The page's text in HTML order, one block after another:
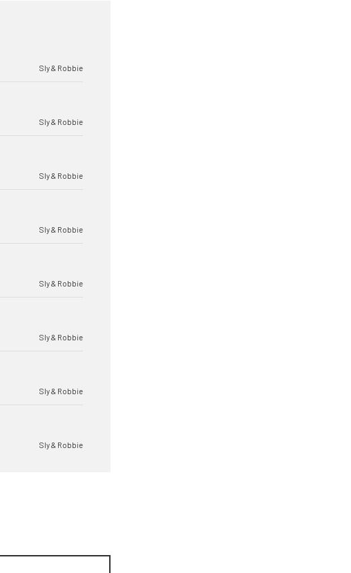
Sly & Robbie
Sly & Robbie
Sly & Robbie
Sly & Robbie
Sly & Robbie
Sly & Robbie
Sly & Robbie
Sly & Robbie